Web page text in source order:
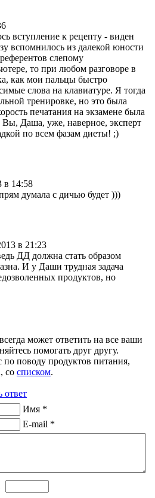
вступление к рецепту - виден
вспомнилось из далекой юности
слепому
то при любом разговоре в
как мои пальцы быстро
слова на клавиатуре. Я тогда
тренировке, но это была
печатания на экзамене была
Даша, уже, наверное, эксперт
по всем фазам диеты! ;)
в 14:58
думала с дичью будет )))
в 21:23
ДД должна стать образом
И у Даши трудная задача
продуктов, но
может ответить на все ваши
помогать друг другу.
по поводу продуктов питания,
со списком.
ответ
Имя *
E-mail *